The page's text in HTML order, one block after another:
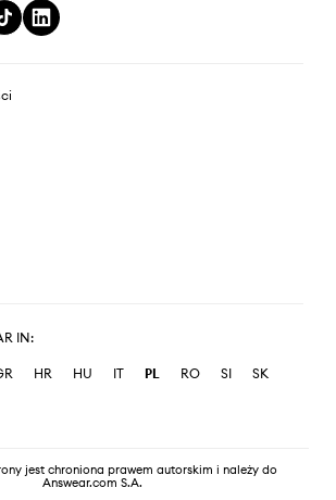
IN:
HR HU IT PL RO SI
SK
jest chroniona prawem autorskim i należy do
Answear.com S.A.